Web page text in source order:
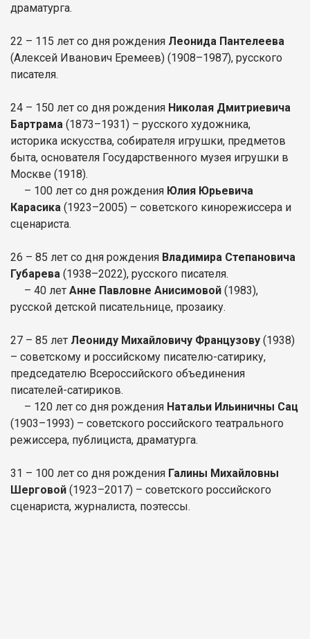
драматурга.
22 – 115 лет со дня рождения Леонида Пантелеева
(Алексей Иванович Еремеев) (1908–1987), русского
писателя.
24 – 150 лет со дня рождения Николая Дмитриевича
Бартрама (1873–1931) – русского художника,
историка искусства, собирателя игрушки, предметов
быта, основателя Государственного музея игрушки в
Москве (1918).
– 100 лет со дня рождения Юлия Юрьевича
Карасика (1923–2005) – советского кинорежиссера и
сценариста.
26 – 85 лет со дня рождения Владимира Степановича
Губарева (1938–2022), русского писателя.
– 40 лет Анне Павловне Анисимовой (1983),
русской детской писательнице, прозаику.
27 – 85 лет Леониду Михайловичу Французову (1938)
– советскому и российскому писателю-сатирику,
председателю Всероссийского объединения
писателей-сатириков.
– 120 лет со дня рождения Натальи Ильиничны Сац
(1903–1993) – советского российского театрального
режиссера, публициста, драматурга.
31 – 100 лет со дня рождения Галины Михайловны
Шерговой (1923–2017) – советского российского
сценариста, журналиста, поэтессы.